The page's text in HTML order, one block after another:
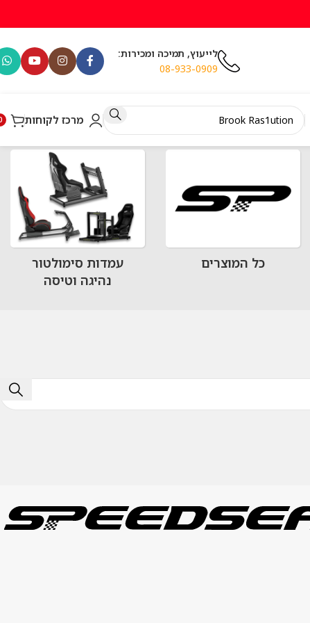
לייעוץ, תמיכה ומכירות:
08-933-0909
מרכז לקוחות
כל המוצרים
עמדות סימולטור
נהיגה וטיסה